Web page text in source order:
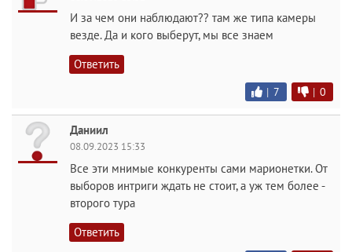
И за чем они наблюдают?? там же типа камеры
везде. Да и кого выберут, мы все знаем
Ответить
| 7 | 0
Даниил
08.09.2023 15:33
Все эти мнимые конкуренты сами марионетки. От
выборов интриги ждать не стоит, а уж тем более -
второго тура
Ответить